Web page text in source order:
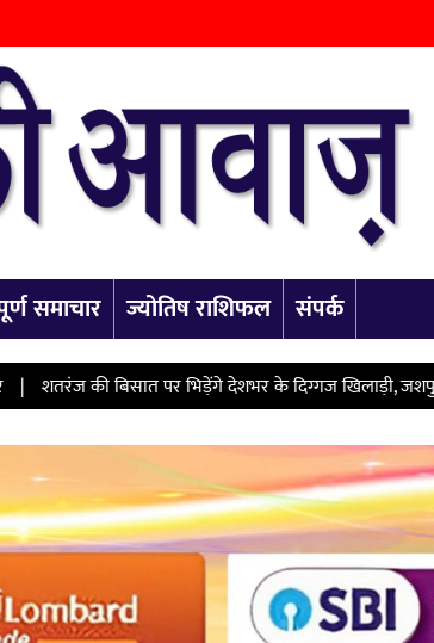
समाचार ज्योतिष राशिफल संपर्क
पर भिड़ेंगे देशभर के दिग्गज खिलाड़ी, जशपुर में पहली बार